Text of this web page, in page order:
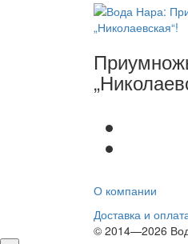
О компании
Доставка и
© 2014—2026